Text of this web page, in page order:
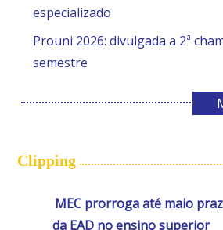
especializado
Prouni 2026: divulgada a 2ª
semestre
Clipping
MEC prorroga até maio
da EAD no ensino superior